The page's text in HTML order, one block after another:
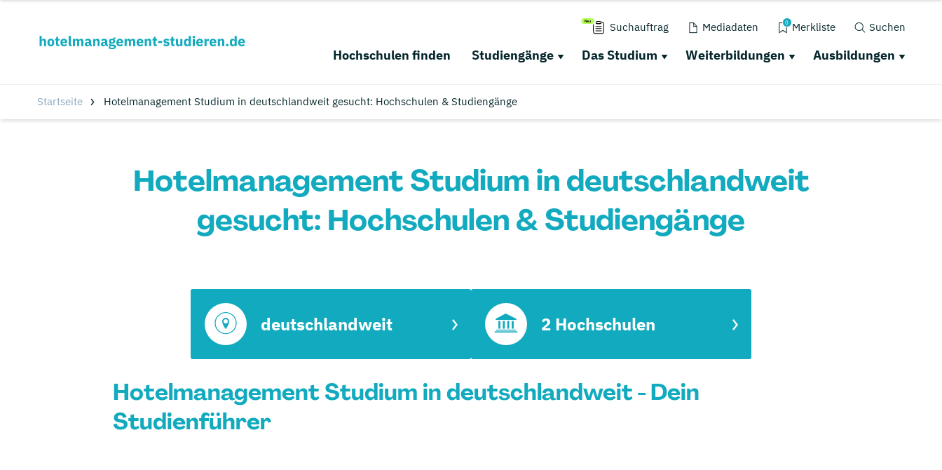
Suchauftrag Mediadaten 0 Merkliste Suchen
Hochschulen finden Studiengänge Das Studium Weiterbildungen Ausbildungen
Startseite Hotelmanagement Studium in deutschlandweit gesucht: Hochschulen & Studiengänge
Hotelmanagement Studium in deutschlandweit
gesucht: Hochschulen & Studiengänge
deutschlandweit 2 Hochschulen
Hotelmanagement Studium in deutschlandweit - Dein
Studienführer